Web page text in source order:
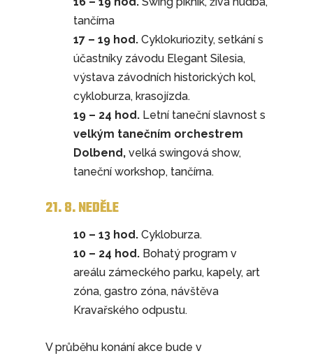
tančírna
17 – 19 hod. Cyklokuriozity, setkání s
účastníky závodu Elegant Silesia,
výstava závodních historických kol,
cykloburza, krasojízda.
19 – 24 hod. Letní taneční slavnost s
velkým tanečním orchestrem
Dolbend, velká swingová show,
taneční workshop, tančírna.
21. 8. NEDĚLE
10 – 13 hod. Cykloburza.
10 – 24 hod. Bohatý program v
areálu zámeckého parku, kapely, art
zóna, gastro zóna, návštěva
Kravařského odpustu.
V průběhu konání akce bude v